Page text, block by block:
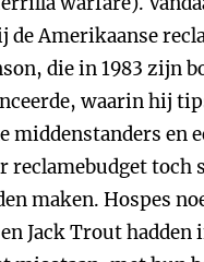
de Amerikaanse
die in 1983 zijn
waarin hij
middenstanders en
reclamebudget toch
maken. Hospes
Jack Trout hadden